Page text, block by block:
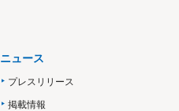
ニュース
プレスリリース
掲載情報